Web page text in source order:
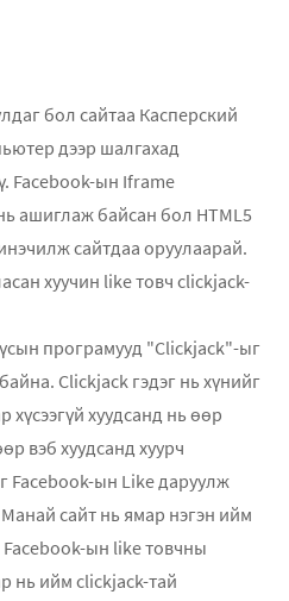
бол сайтаа Касперский
дээр шалгахад
Facebook-ын Iframe
ашиглаж байсан бол HTML5
сайтдаа оруулаарай.
хуучин like товч clickjack-
програмууд "Clickjack"-ыг
вэб хуудсанд хуурч
Facebook-ын Like даруулж
нь ийм clickjack-тай